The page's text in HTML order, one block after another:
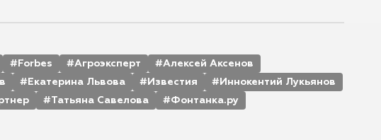
Forbes Агроэксперт
Алексей Аксенов
Екатерина Львова Известия
Иннокентий Лукьянов
Татьяна Савелова
Фонтанка.ру